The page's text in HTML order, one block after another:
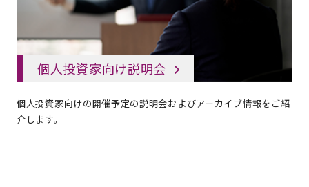
個人投資家向け説明会
個人投資家向けの開催予定の説明会およびアーカイブ情報をご紹
介します。